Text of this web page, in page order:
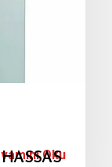
Oku